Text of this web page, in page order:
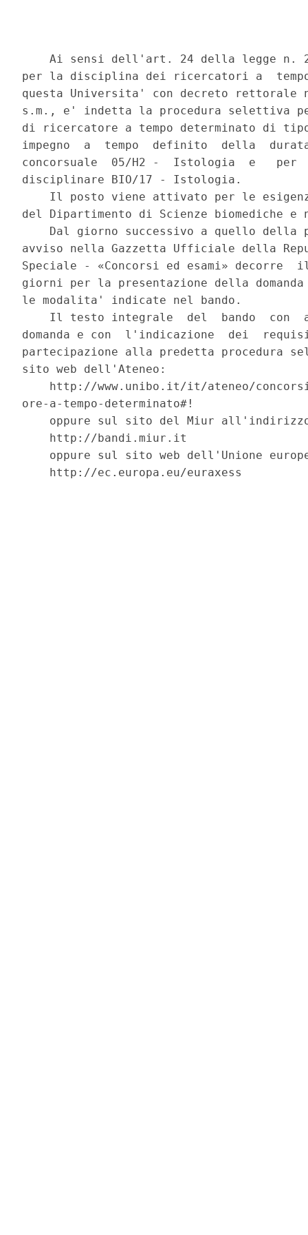
Ai sensi dell'art. 24 della legge n.
per la disciplina dei ricercatori a  tempo
questa Universita' con decreto rettorale
s.m., e' indetta la procedura selettiva
di ricercatore a tempo determinato di
impegno  a  tempo  definito  della
concorsuale  05/H2 -  Istologia  e
disciplinare BIO/17 - Istologia.
Il posto viene attivato per le
del Dipartimento di Scienze biomediche e
Dal giorno successivo a quello della
avviso nella Gazzetta Ufficiale della
Speciale - «Concorsi ed esami»
giorni per la presentazione della
le modalita' indicate nel bando.
Il testo integrale  del  bando  con
domanda e con  l'indicazione  dei
partecipazione alla predetta procedura
sito web dell'Ateneo:
http://www.unibo.it/it/ateneo/
ore-a-tempo-determinato#!
oppure sul sito del Miur
    http://bandi.miur.it
oppure sul sito web dell'Unione
    http://ec.europa.eu/euraxess